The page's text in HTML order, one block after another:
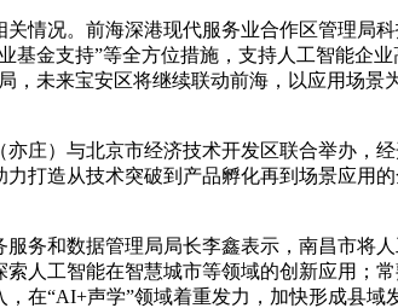
情况。前海深港现代服务业合作区管理局
金支持”等全方位措施，支持人工智能企
未来宝安区将继续联动前海，以应用场
庄）与北京市经济技术开发区联合举办，
打造从技术突破到产品孵化再到场景应用
务和数据管理局局长李鑫表示，南昌市将
人工智能在智慧城市等领域的创新应用；
在“AI+声学”领域着重发力，加快形成县域